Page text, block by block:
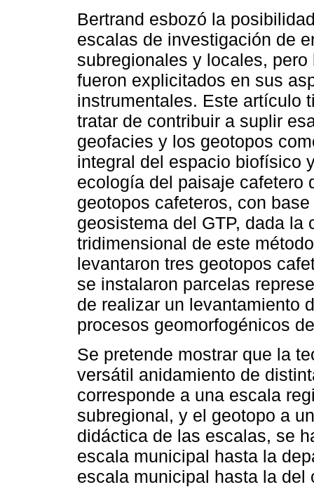
Bertrand esbozó la
escalas de investigación de
subregionales y locales,
fueron explicitados en sus
instrumentales. Este artículo
tratar de contribuir a suplir
geofacies y los geotopos
integral del espacio biofísico
ecología del paisaje cafetero
geotopos cafeteros, con
geosistema del GTP, dada
tridimensional de este
levantaron tres geotopos
se instalaron parcelas
de realizar un levantamiento
procesos geomorfogénicos
Se pretende mostrar que la
versátil anidamiento de
corresponde a una escala
subregional, y el geotopo a
didáctica de las escalas, se
escala municipal hasta la
escala municipal hasta la